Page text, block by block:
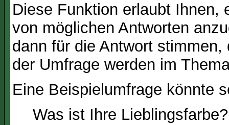
Diese Funktion erlaubt Ihnen,
von möglichen Antworten
dann für die Antwort
der Umfrage werden im
Eine Beispielumfrage könnte
Was ist Ihre Lieblingsfarbe?